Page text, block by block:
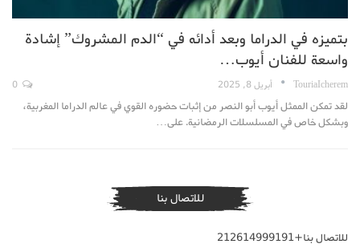
بتميزه في الدراما وبعد أدائه في “الدم المشروك” إشادة
واسعة للفنان أيوب…
TouriaIcherem أبريل 8, 2025
لقد تمكن الممثل أيوب أبو النصر من إثبات حضوره القوي في عالم الدراما المغربية،
وبشكل خاص في المسلسلات الرمضانية. على…
للاتصال بنا
للاتصال بنا+212614999191